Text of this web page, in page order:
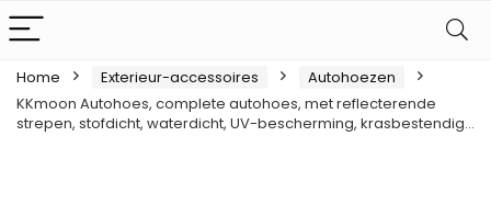
Home Exterieur-accessoires
Autohoezen
KKmoon Autohoes, complete autohoes, met reflecterende
strepen, stofdicht, waterdicht, UV-bescherming, krasbestendig…